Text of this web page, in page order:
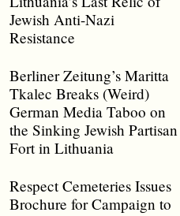
Jewish Anti-Nazi
Resistance
Berliner Zeitung’s Maritta
Tkalec Breaks (Weird)
German Media Taboo on
the Sinking Jewish Partisan
Fort in Lithuania
Respect Cemeteries Issues
Brochure for Campaign to